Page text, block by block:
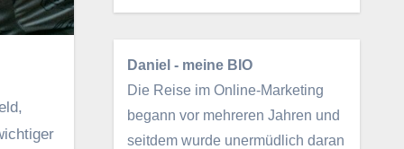
Daniel - meine BIO
Die Reise im Online-Marketing
begann vor mehreren Jahren und
seitdem wurde unermüdlich daran